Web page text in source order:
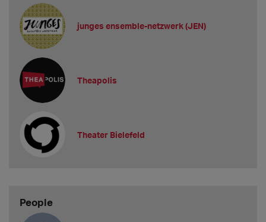
junges ensemble-netzwerk (JEN)
Theapolis
Theater Bielefeld
People